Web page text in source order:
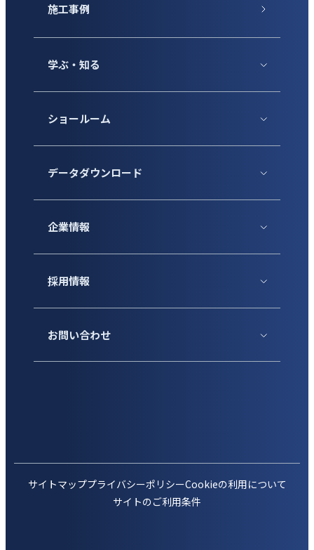
施工事例
学ぶ・知る
ショールーム
データダウンロード
企業情報
採用情報
お問い合わせ
サイトマッププライバシーポリシーCookieの利用について
サイトのご利用条件